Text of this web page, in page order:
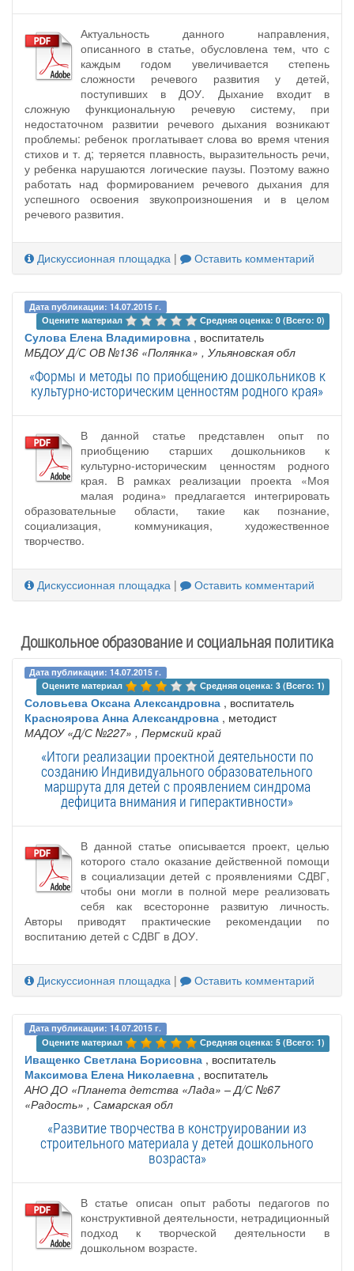
Актуальность данного направления,
описанного в статье, обусловлена тем, что с
каждым годом увеличивается степень
сложности речевого развития у детей,
поступивших в ДОУ. Дыхание входит в
сложную функциональную речевую систему, при
недостаточном развитии речевого дыхания возникают
проблемы: ребенок проглатывает слова во время чтения
стихов и т. д; теряется плавность, выразительность речи,
у ребенка нарушаются логические паузы. Поэтому важно
работать над формированием речевого дыхания для
успешного освоения звукопроизношения и в целом
речевого развития.
Дискуссионная площадка | Оставить комментарий
Дата публикации: 14.07.2015 г.
Оцените материал
Средняя оценка: 0 (Всего: 0)
Сулова Елена Владимировна , воспитатель
МБДОУ Д/С ОВ №136 «Полянка» , Ульяновская обл
«Формы и методы по приобщению дошкольников к
культурно-историческим ценностям родного края»
В данной статье представлен опыт по
приобщению старших дошкольников к
культурно-историческим ценностям родного
края. В рамках реализации проекта «Моя
малая родина» предлагается интегрировать
образовательные области, такие как познание,
социализация, коммуникация, художественное
творчество.
Дискуссионная площадка | Оставить комментарий
Дошкольное образование и социальная политика
Дата публикации: 14.07.2015 г.
Оцените материал
Средняя оценка: 3 (Всего: 1)
Соловьева Оксана Александровна , воспитатель
Красноярова Анна Александровна , методист
МАДОУ «Д/С №227» , Пермский край
«Итоги реализации проектной деятельности по
созданию Индивидуального образовательного
маршрута для детей с проявлением синдрома
дефицита внимания и гиперактивности»
В данной статье описывается проект, целью
которого стало оказание действенной помощи
в социализации детей с проявлениями СДВГ,
чтобы они могли в полной мере реализовать
себя как всесторонне развитую личность.
Авторы приводят практические рекомендации по
воспитанию детей с СДВГ в ДОУ.
Дискуссионная площадка | Оставить комментарий
Дата публикации: 14.07.2015 г.
Оцените материал
Средняя оценка: 5 (Всего: 1)
Иващенко Светлана Борисовна , воспитатель
Максимова Елена Николаевна , воспитатель
АНО ДО «Планета детства «Лада» – Д/С №67
«Радость» , Самарская обл
«Развитие творчества в конструировании из
строительного материала у детей дошкольного
возраста»
В статье описан опыт работы педагогов по
конструктивной деятельности, нетрадиционный
подход к творческой деятельности в
дошкольном возрасте.